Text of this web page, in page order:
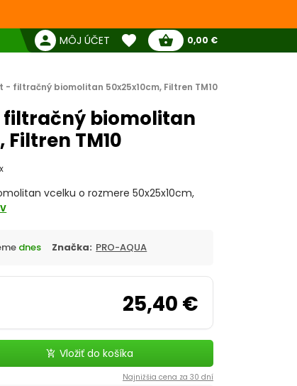
person MÔJ ÚČET favorite
Obľúbené produkty
shopping_basket
Pokladňa
0,00 €
- filtračný biomolitan 50x25x10cm, Filtren TM10
biomolitan
Filtren TM10
vcelku o rozmere 50x25x10cm,
dnes Značka: PRO-AQUA
25,40 €
add_shopping_cart Vložiť do košíka
Najnižšia cena za 30 dní